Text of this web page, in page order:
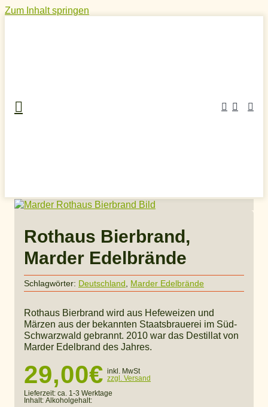
Zum Inhalt springen
Rothaus Bierbrand,
Marder Edelbrände
Schlagwörter: Deutschland Marder Edelbrände
Rothaus Bierbrand wird aus Hefeweizen und
Märzen aus der bekannten Staatsbrauerei im Süd-
Schwarzwald gebrannt. 2010 war das Destillat von
Marder Edelbrand des Jahres.
29,00€ inkl. MwSt
zzgl. Versand
Lieferzeit: ca. 1-3 Werktage
Inhalt: Alkoholgehalt: